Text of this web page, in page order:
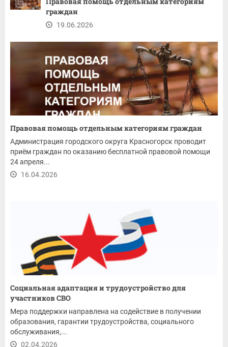
граждан
19.06.2026
Правовая помощь отдельным категориям граждан
Администрация городского округа Красногорск проводит
приём граждан по оказанию бесплатной правовой помощи
24 апреля...
16.04.2026
Социальная адаптация и трудоустройство для
участников СВО
Мера поддержки направлена на содействие в получении
образования, гарантии трудоустройства, социального
обслуживания,...
02.04.2026